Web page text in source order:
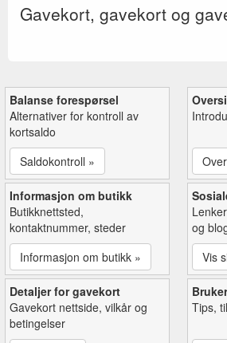
Gavekort, gavekort og
Balanse forespørsel
Alternativer for kontroll av
kortsaldo
Saldokontroll »
Informasjon om butikk
Butikknettsted,
kontaktnummer, steder
Informasjon om butikk »
og
Vis
Detaljer for gavekort
Gavekort nettside, vilkår og
betingelser
Tips,